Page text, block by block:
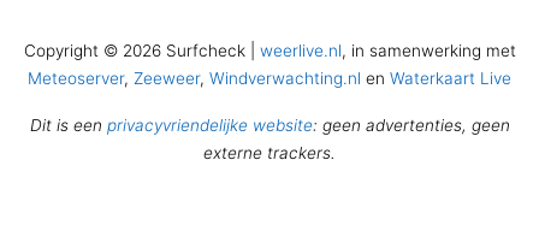
Copyright © 2026 Surfcheck | weerlive.nl, in samenwerking met
Meteoserver, Zeeweer, Windverwachting.nl en Waterkaart Live
Dit is een privacyvriendelijke website: geen advertenties, geen
externe trackers.